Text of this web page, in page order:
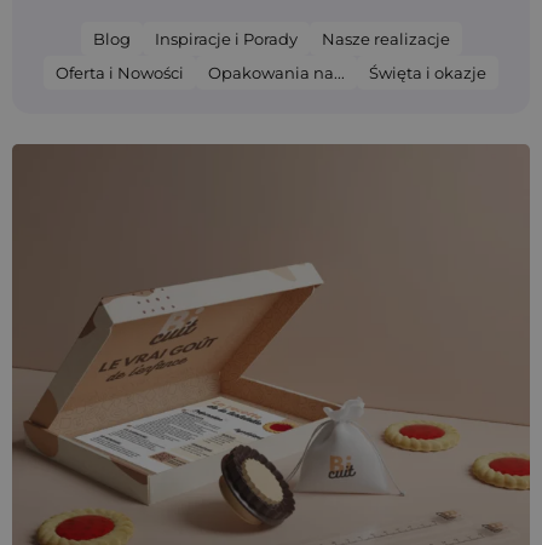
Blog Inspiracje i Porady
Nasze realizacje
Oferta i Nowości
Opakowania na... Święta i okazje